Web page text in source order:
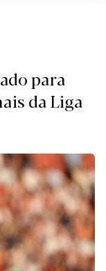
para
da Liga